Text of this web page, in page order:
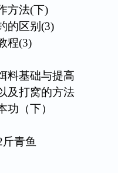
方法(下)
的区别(3)
程(3)
料基础与提高
及打窝的方法
功（下）
青鱼